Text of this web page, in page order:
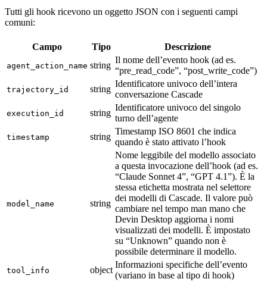
Tutti gli hook ricevono un oggetto JSON con i seguenti campi
comuni:
Campo Tipo Descrizione
agent_action_name string
Il nome dell’evento hook (ad es.
“pre_read_code”, “post_write_code”)
trajectory_id string
Identificatore univoco dell’intera
conversazione Cascade
execution_id string
Identificatore univoco del singolo
turno dell’agente
timestamp string
Timestamp ISO 8601 che indica
quando è stato attivato l’hook
model_name string
Nome leggibile del modello associato
a questa invocazione dell’hook (ad es.
“Claude Sonnet 4”, “GPT 4.1”). È la
stessa etichetta mostrata nel selettore
dei modelli di Cascade. Il valore può
cambiare nel tempo man mano che
Devin Desktop aggiorna i nomi
visualizzati dei modelli. È impostato
su “Unknown” quando non è
possibile determinare il modello.
tool_info object
Informazioni specifiche dell’evento
(variano in base al tipo di hook)